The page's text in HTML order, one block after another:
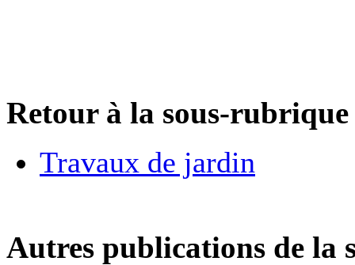
Retour à la sous-
Travaux de jardin
Autres publications de la